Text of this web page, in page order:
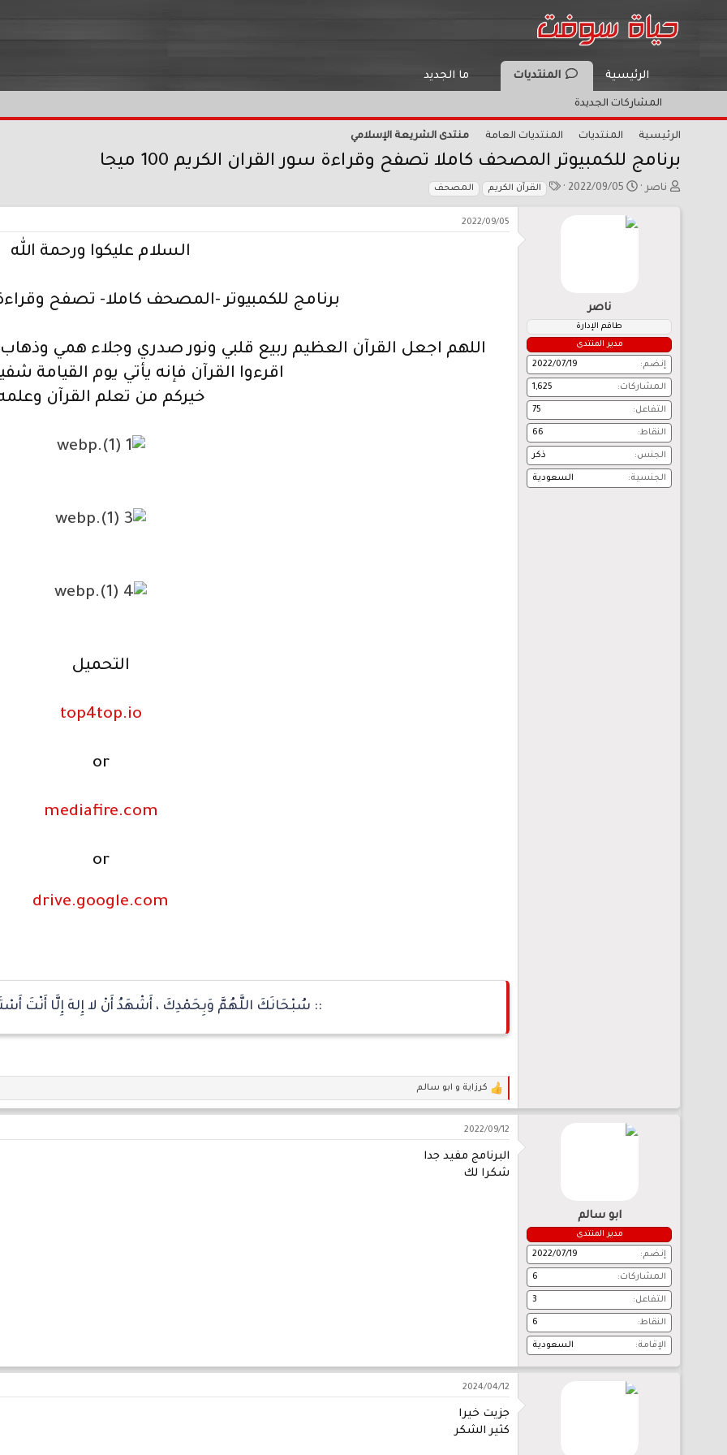
الرئيسية المنتديات ما الجديد
المشاركات الجديدة
الرئيسية المنتديات المنتديات العامة منتدى الشريعة الإسلامي
برنامج للكمبيوتر المصحف كاملا تصفح وقراءة سور القران الكريم 100 ميجا
ب
ع
ناصر
ت
ء
2022/09/05
ا القرآن الكريم المصحف
ناصر
طاقم الإدارة
مدير المنتدى
إنضم 2022/07/19
المشاركات 1,625
التفاعل 75
النقاط 66
الجنس ذكر
الجنسية السعودية
2022/09/05
السلام عليكوا ورحمة الله
برنامج للكمبيوتر -المصحف كاملا- تصفح
اللهم اجعل القرآن العظيم ربيع قلبي ونور صدري وجلاء همي وذهاب
اقرءوا القرآن فإنه يأتي يوم القيامة
خيركم من تعلم القرآن
التحميل
top4top.io
or
mediafire.com
or
drive.google.com
:: سُبْحَانَكَ اللَّهُمَّ وَبِحَمْدِكَ ، أَشْهَدُ أَنْ لا إِلهَ إِلَّا أَنْتَ
ل
ف
ع
ل
كرزاية و ابو سالم
ابو سالم
مدير المنتدى
إنضم 2022/07/19
المشاركات 6
التفاعل 3
النقاط 6
الإقامة السعودية
2022/09/12
البرنامج مفيد جدا
شكرا لك
2024/04/12
جزيت خيرا
كثير الشكر